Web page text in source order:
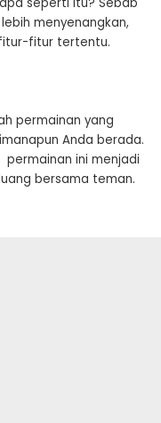
menyenangkan,
fitur tertentu.
permainan yang
Anda berada.
ini menjadi
bersama teman.